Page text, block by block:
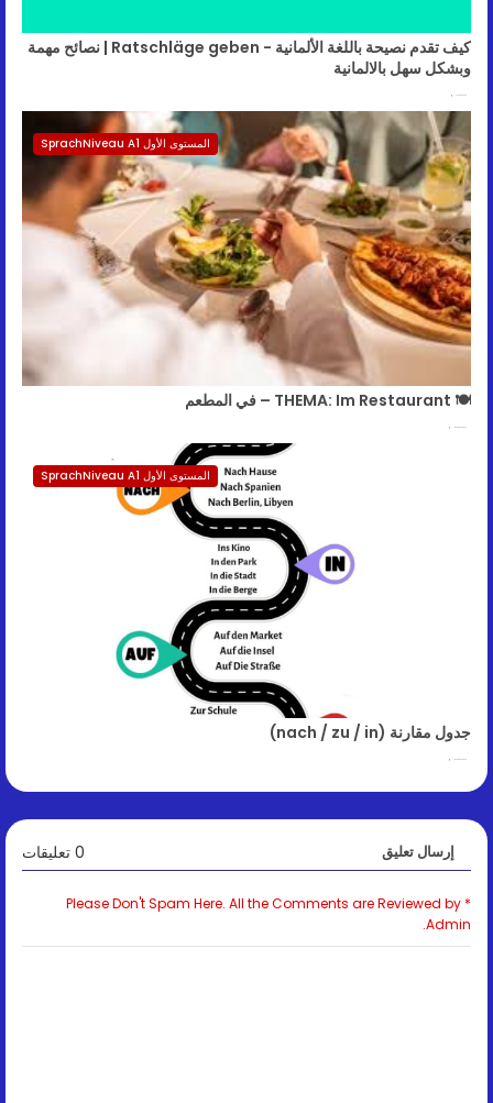
كيف تقدم نصيحة باللغة الألمانية - Ratschläge geben | نصائح مهمة
وبشكل سهل بالالمانية
المستوى الأول SprachNiveau A1
🍽️ THEMA: Im Restaurant – في المطعم
المستوى الأول SprachNiveau A1
جدول مقارنة (nach / zu / in)
إرسال تعليق 0 تعليقات
* Please Don't Spam Here. All the Comments are Reviewed by
Admin.